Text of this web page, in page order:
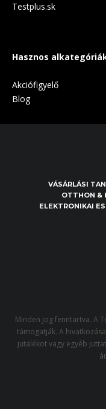
Testplus.sk
Hasznos
Akciófigyelő
Blog
VÁSÁRLÁSI
OTTHON &
ELEKTRONIKAI
Minden jog fenntartva. A
támogatják. A
jutalékot vagy egyéb